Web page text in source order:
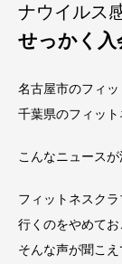
ナウイルス
せっかく入
名古屋市のフィッ
千葉県のフィット
こんなニュースが
フィットネスク
行くのをやめてお
そんな声が聞こえ